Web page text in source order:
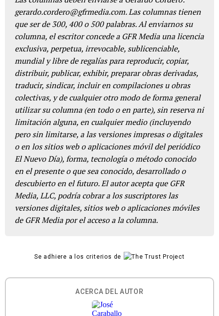
gerardo.cordero@gfrmedia.com. Las columnas tienen
que ser de 300, 400 o 500 palabras. Al enviarnos su
columna, el escritor concede a GFR Media una licencia
exclusiva, perpetua, irrevocable, sublicenciable,
mundial y libre de regalías para reproducir, copiar,
distribuir, publicar, exhibir, preparar obras derivadas,
traducir, sindicar, incluir en compilaciones u obras
colectivas, y de cualquier otro modo de forma general
utilizar su columna (en todo o en parte), sin reserva ni
limitación alguna, en cualquier medio (incluyendo
pero sin limitarse, a las versiones impresas o digitales
o en los sitios web o aplicaciones móvil del periódico
El Nuevo Día), forma, tecnología o método conocido
en el presente o que sea conocido, desarrollado o
descubierto en el futuro. El autor acepta que GFR
Media, LLC, podría cobrar a los suscriptores las
versiones digitales, sitios web o aplicaciones móviles
de GFR Media por el acceso a la columna.
Se adhiere a los criterios de
ACERCA DEL AUTOR